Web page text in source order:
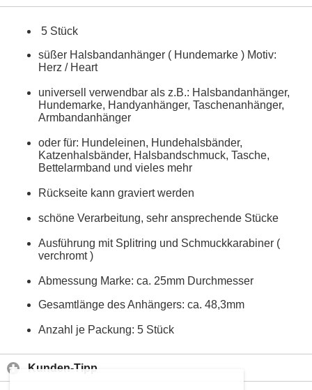
5 Stück
süßer Halsbandanhänger ( Hundemarke ) Motiv:
Herz / Heart
universell verwendbar als z.B.: Halsbandanhänger,
Hundemarke, Handyanhänger, Taschenanhänger,
Armbandanhänger
oder für: Hundeleinen, Hundehalsbänder,
Katzenhalsbänder, Halsbandschmuck, Tasche,
Bettelarmband und vieles mehr
Rückseite kann graviert werden
schöne Verarbeitung, sehr ansprechende Stücke
Ausführung mit Splitring und Schmuckkarabiner (
verchromt )
Abmessung Marke: ca. 25mm Durchmesser
Gesamtlänge des Anhängers: ca. 48,3mm
Anzahl je Packung: 5 Stück
Kunden-Tipp